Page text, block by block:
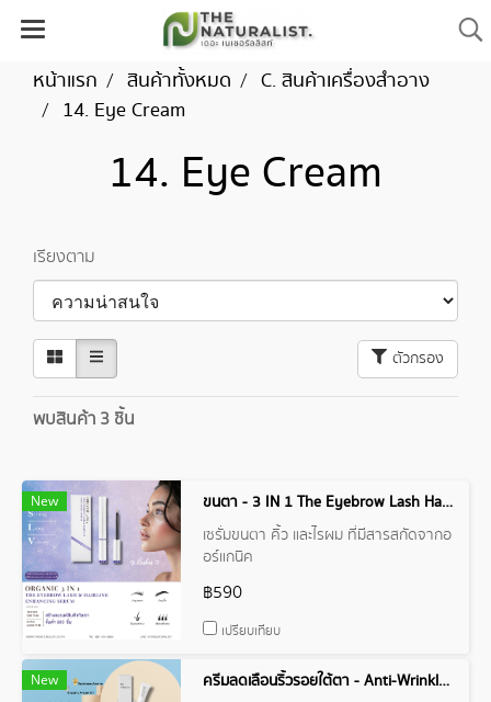
หน้าแรก สินค้าทั้งหมด
C. สินค้าเครื่องสำอาง
14. Eye Cream
14. Eye Cream
เรียงตาม
ตัวกรอง
พบสินค้า 3 ชิ้น
New
ขนตา - 3 IN 1 The Eyebrow Lash Hairline Enhancing Serum
เซรั่มขนตา คิ้ว และไรผม ที่มีสารสกัดจากอ
อร์แกนิค
฿590
เปรียบเทียบ
New
ครีมลดเลือนริ้วรอยใต้ตา - Anti-Wrinkle Eye Cream